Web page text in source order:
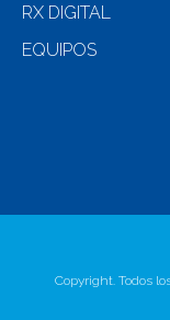
RX DIGITAL
EQUIPOS
Copyright. Todos